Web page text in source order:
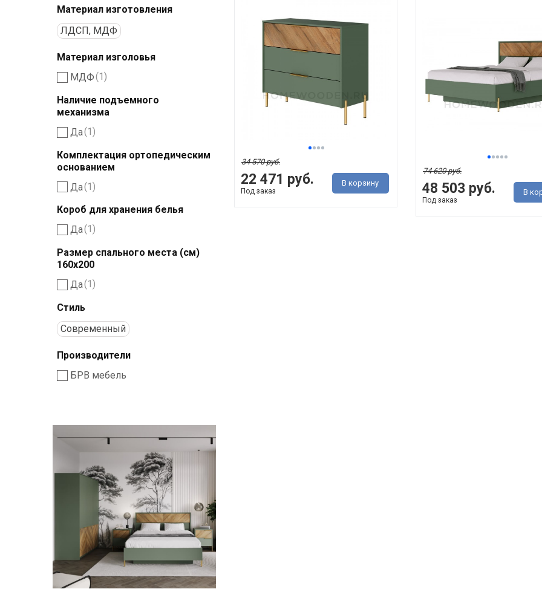
Материал изготовления
ЛДСП, МДФ
Материал изголовья
МДФ(1)
Наличие подъемного
механизма
Да(1)
Комплектация ортопедическим
основанием
Да(1)
Короб для хранения белья
Да(1)
Размер спального места (см)
160х200
Да(1)
Стиль
Современный
Производители
БРВ мебель
22 471 руб.
34 570 руб.
Под заказ
В корзину 48 503 руб.
74 620 руб.
Под заказ
В